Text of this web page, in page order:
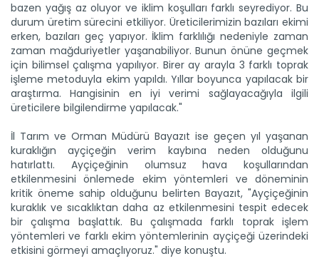
bazen yağış az oluyor ve iklim koşulları farklı seyrediyor. Bu
durum üretim sürecini etkiliyor. Üreticilerimizin bazıları ekimi
erken, bazıları geç yapıyor. İklim farklılığı nedeniyle zaman
zaman mağduriyetler yaşanabiliyor. Bunun önüne geçmek
için bilimsel çalışma yapılıyor. Birer ay arayla 3 farklı toprak
işleme metoduyla ekim yapıldı. Yıllar boyunca yapılacak bir
araştırma. Hangisinin en iyi verimi sağlayacağıyla ilgili
üreticilere bilgilendirme yapılacak."
İl Tarım ve Orman Müdürü Bayazıt ise geçen yıl yaşanan
kuraklığın ayçiçeğin verim kaybına neden olduğunu
hatırlattı. Ayçiçeğinin olumsuz hava koşullarından
etkilenmesini önlemede ekim yöntemleri ve döneminin
kritik öneme sahip olduğunu belirten Bayazıt, "Ayçiçeğinin
kuraklık ve sıcaklıktan daha az etkilenmesini tespit edecek
bir çalışma başlattık. Bu çalışmada farklı toprak işlem
yöntemleri ve farklı ekim yöntemlerinin ayçiçeği üzerindeki
etkisini görmeyi amaçlıyoruz." diye konuştu.
Taşköprü sarımsağı...
Taşköprü Belediyesince bu yıl 36'ncısı düzenlenen
Uluslararası...
Devamını Oku ->
Sulama projesinde sona...
Tarım ve Orman Bakanlığı Devlet Su İşleri Genel
Müdürlüğünün...